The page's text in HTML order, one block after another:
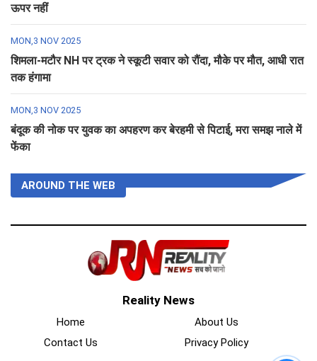
ऊपर नहीं
MON,3 NOV 2025
शिमला-मटौर NH पर ट्रक ने स्कूटी सवार को रौंदा, मौके पर मौत, आधी रात
तक हंगामा
MON,3 NOV 2025
बंदूक की नोक पर युवक का अपहरण कर बेरहमी से पिटाई, मरा समझ नाले में
फेंका
AROUND THE WEB
Reality News
Home
About Us
Contact Us
Privacy Policy